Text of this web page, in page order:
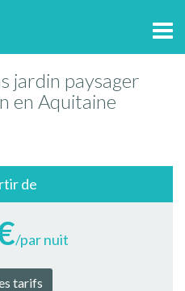
jardin paysager
en Aquitaine
de
/par nuit
tarifs